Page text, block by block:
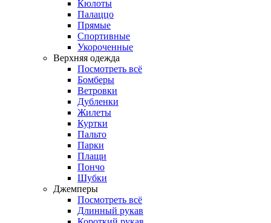
Кюлоты
Палаццо
Прямые
Спортивные
Укороченные
Верхняя одежда
Посмотреть всё
Бомберы
Ветровки
Дубленки
Жилеты
Куртки
Пальто
Парки
Плащи
Пончо
Шубки
Джемперы
Посмотреть всё
Длинный рукав